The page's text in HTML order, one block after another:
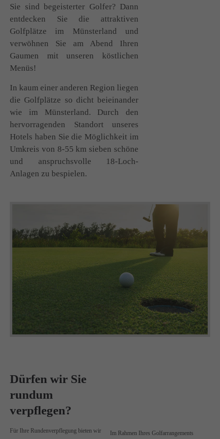
Sie sind begeisterter Golfer? Dann
entdecken Sie die attraktiven
Golfplätze im Münsterland und
verwöhnen Sie am Abend Ihren
Gaumen mit unseren köstlichen
Menüs!
In kaum einer anderen Region liegen
die Golfplätze so dicht beieinander
wie im Münsterland. Durch den
hervorragenden Standort unseres
Hotels haben Sie die Möglichkeit im
Umkreis von 8-55 km sieben schöne
und anspruchsvolle 18-Loch-
Anlagen zu bespielen.
Dürfen wir Sie
rundum
verpflegen?
Für Ihre Rundenverpflegung bieten wir Im Rahmen Ihres Golfarrangements